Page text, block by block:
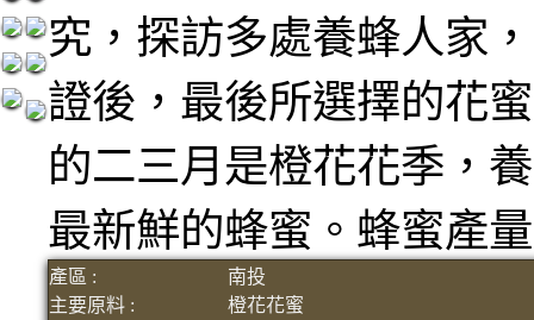
究，探訪多處養蜂人家
證後，最後所選擇的花
的二三月是橙花花季，
最新鮮的蜂蜜。蜂蜜產量
產區 :
南投
主要原料 :
橙花花蜜